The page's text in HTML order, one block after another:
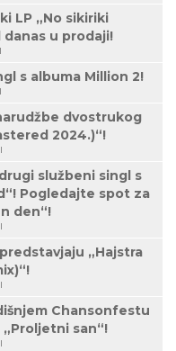
LP „No sikiriki
danas u prodaji!
s albuma Million 2!
dvostrukog
2024.)“!
službeni singl s
Pogledajte spot za
den“!
„Hajstra
Chansonfestu
san“!